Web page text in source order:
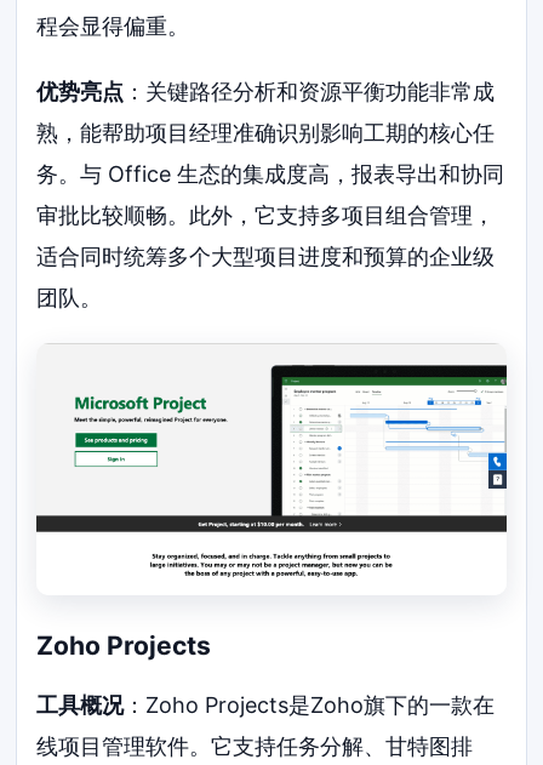
程会显得偏重。
优势亮点 ：关键路径分析和资源平衡功能非常成
熟，能帮助项目经理准确识别影响工期的核心任
务。与 Office 生态的集成度高，报表导出和协同
审批比较顺畅。此外，它支持多项目组合管理，
适合同时统筹多个大型项目进度和预算的企业级
团队。
Zoho Projects
工具概况：Zoho Projects是Zoho旗下的一款在
线项目管理软件。它支持任务分解、甘特图排